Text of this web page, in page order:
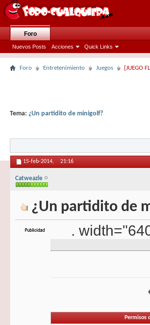
Foro
Nuevos Posts Acciones Quick Links
Foro Entretenimiento Juegos [JUEGO
Tema: ¿Un partidito de minigolf?
15-feb-2014, 21:16
Catweazle
¿Un partidito de
.
Permisos